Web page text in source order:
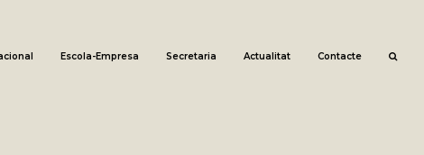
Escola-Empresa Secretaria Actualitat Contacte